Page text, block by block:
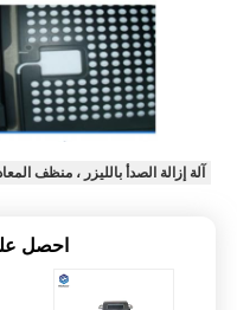
آلة إزالة الصدأ بالليزر ، منظف
احصل